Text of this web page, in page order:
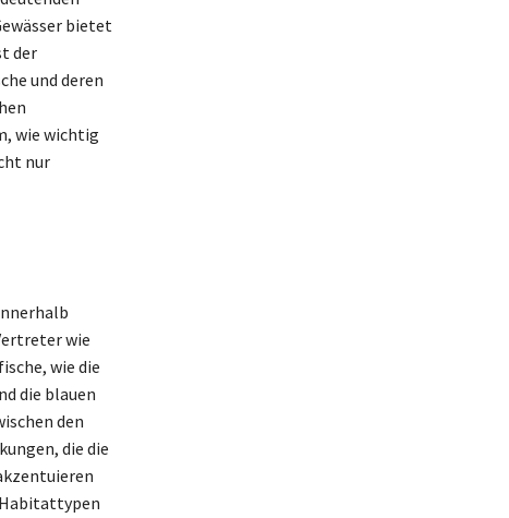
bietet
der
und deren
wie wichtig
nur
wie
wie die
die blauen
den
die die
Habitattypen